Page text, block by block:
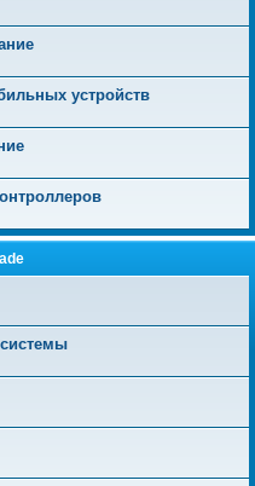
устройств